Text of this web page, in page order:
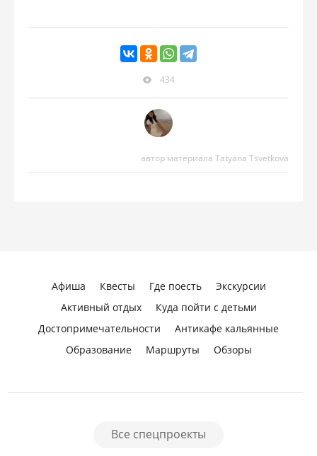
434
автор материала Tatyana Tsvetkova
Афиша Квесты Где поесть
Экскурсии
Активный отдых
Куда пойти с детьми
Достопримечательности
Антикафе кальянные
Образование
Маршруты Обзоры
Все спецпроекты